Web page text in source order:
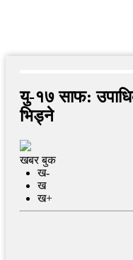
यु-१७ साफ:
भिड्ने
खबर बुक
ख-
ख
ख+